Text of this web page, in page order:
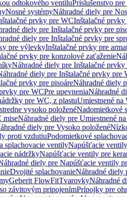
odtokového ventiluPríslušenstvo
Nosné systémyNáhradné diely pre
prvky pre WCInštalačné prvky
diely pre Inštalačné prvky pre
diely pre Inštalačné prvky pre
pre výlevkyInštalačné prvky pre
prvky pre konzolové zaťaženie
Náhradné diely pre Inštalačné prvky
diely pre Inštalačné prvky pre
prvky pre pisoáreNáhradné diely
pre WCPre upevneniaNáhradné
pre WC, z plastuUmiestnené na
vysoko položenéNadomietkové
miseNáhradné diely pre Umiestnené
diely pre Vysoko položené
proti vzdutiuPodomietkové
splachovacie ventilyNapúšťacie ventily
nádržkyNapúšťacie ventily pre
diely pre Napúšťacie ventily
Dvojité splachovanieNáhradné diely
Geberit FlowFitTvarovkyNáhradné
závitovým pripojenímPrípojky pre